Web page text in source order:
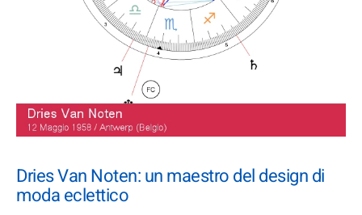
Dries Van Noten: un maestro del design di
moda eclettico